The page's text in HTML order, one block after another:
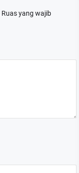
Ruas yang wajib